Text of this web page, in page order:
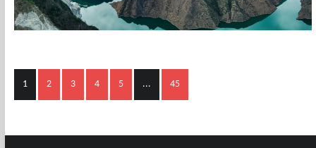
1 2 3 4 5 ... 45